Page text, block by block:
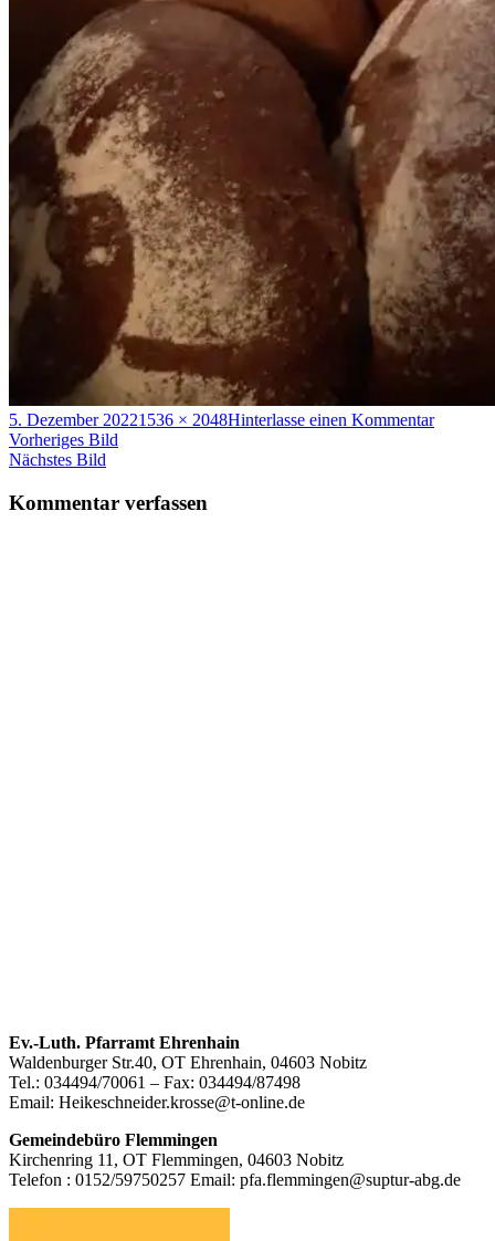
Veröffentlicht
am
5. Dezember 2022Volle
1536 × 2048Hinterlasse einen Kommentarzu
Vorheriges Bild
Nächstes Bild
Kommentar verfassen
Footer
Inhalt
Ev.-Luth. Pfarramt Ehrenhain
Waldenburger Str.40, OT Ehrenhain, 04603 Nobitz
Tel.: 034494/70061 – Fax: 034494/87498
Email: Heikeschneider.krosse@t-online.de
Gemeindebüro Flemmingen
Kirchenring 11, OT Flemmingen, 04603 Nobitz
Telefon : 0152/59750257 Email: pfa.flemmingen@suptur-abg.de